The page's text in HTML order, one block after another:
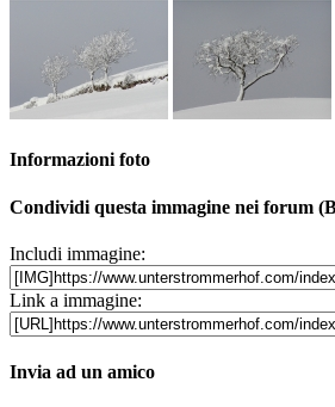
Informazioni foto
Condividi questa immagine nei forum
Includi immagine:
Link a immagine:
Invia ad un amico